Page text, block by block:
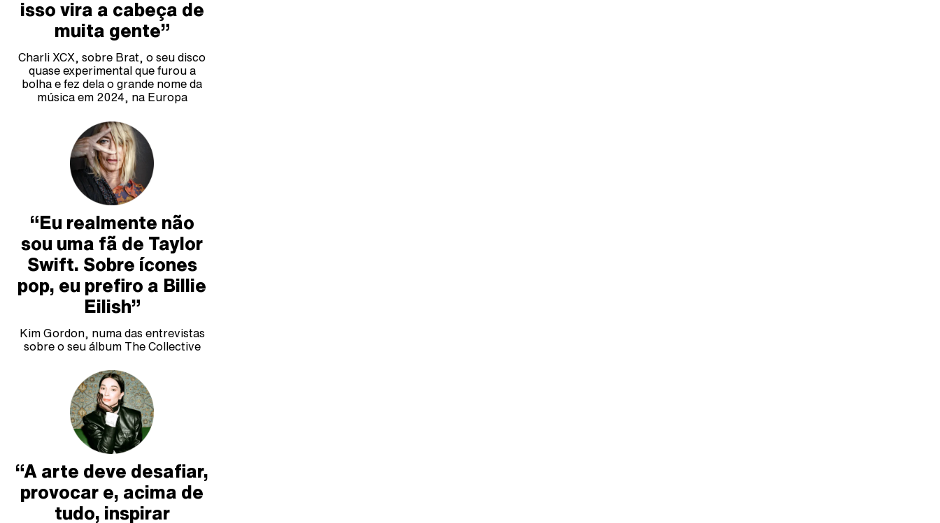
isso vira a cabeça de
muita gente”
Charli XCX, sobre Brat, o seu disco
quase experimental que furou a
bolha e fez dela o grande nome da
música em 2024, na Europa
“Eu realmente não
sou uma fã de Taylor
Swift. Sobre ícones
pop, eu prefiro a Billie
Eilish”
Kim Gordon, numa das entrevistas
sobre o seu álbum The Collective
“A arte deve desafiar,
provocar e, acima de
tudo, inspirar